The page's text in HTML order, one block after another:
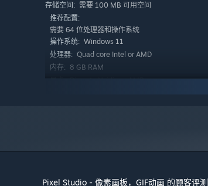
画布尺寸调整及旋转
可自定义的背景色
可自定义的网格
多线程图像处理
支持JASC调色板（PAL）格式
存储空间: 需要 100 MB 可用空间
推荐配置:
需要 64 位处理器和操作系统
操作系统: Windows 11
处理器: Quad core Intel or AMD
内存: 8 GB RAM
显卡: Discrete Nvidia or AMD
Pixel Studio - 像素画板，GIF动画 的顾客评测